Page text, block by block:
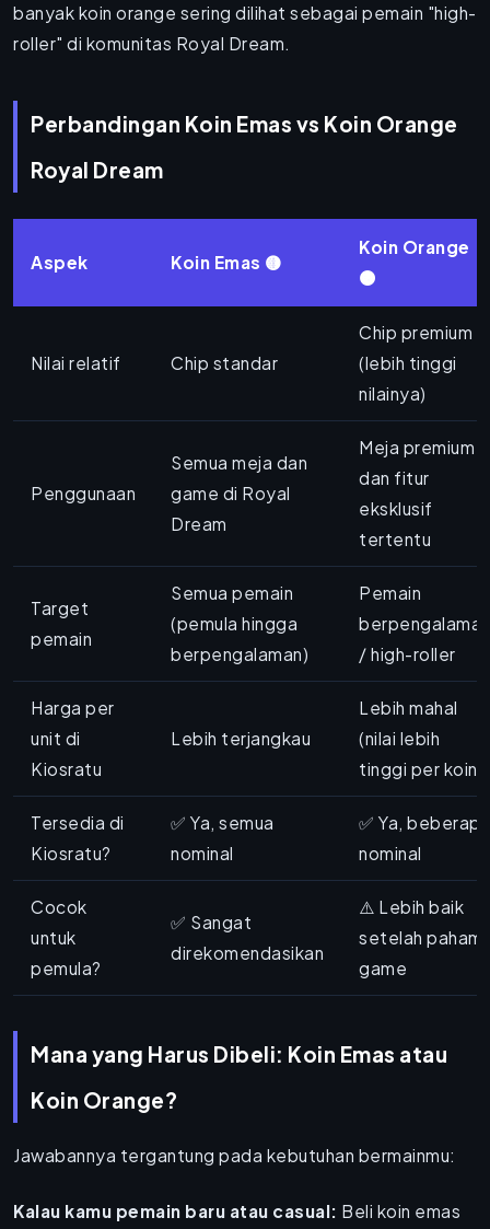
banyak koin orange sering dilihat sebagai pemain "high-
roller" di komunitas Royal Dream.
Perbandingan Koin Emas vs Koin Orange
Royal Dream
Aspek Koin Emas 🟡
Koin Orange
🟠
Nilai relatif Chip standar
Chip premium
(lebih tinggi
nilainya)
Penggunaan
Semua meja dan
game di Royal
Dream
Meja premium
dan fitur
eksklusif
tertentu
Target
pemain
Semua pemain
(pemula hingga
berpengalaman)
Pemain
berpengalaman
/ high-roller
Harga per
unit di
Kiosratu
Lebih terjangkau
Lebih mahal
(nilai lebih
tinggi per koin)
Tersedia di
Kiosratu?
✅ Ya, semua
nominal
✅ Ya, beberapa
nominal
Cocok
untuk
pemula?
✅ Sangat
direkomendasikan
⚠️ Lebih baik
setelah paham
game
Mana yang Harus Dibeli: Koin Emas atau
Koin Orange?
Jawabannya tergantung pada kebutuhan bermainmu:
Kalau kamu pemain baru atau casual: Beli koin emas